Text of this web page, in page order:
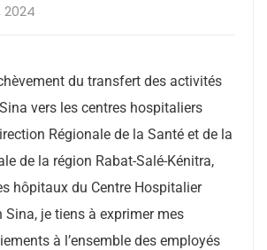
du transfert des activités
vers les centres hospitaliers
Régionale de la Santé et de la
de la région Rabat-Salé-Kénitra,
hôpitaux du Centre Hospitalier
Sina, je tiens à exprimer mes
à l’ensemble des employés